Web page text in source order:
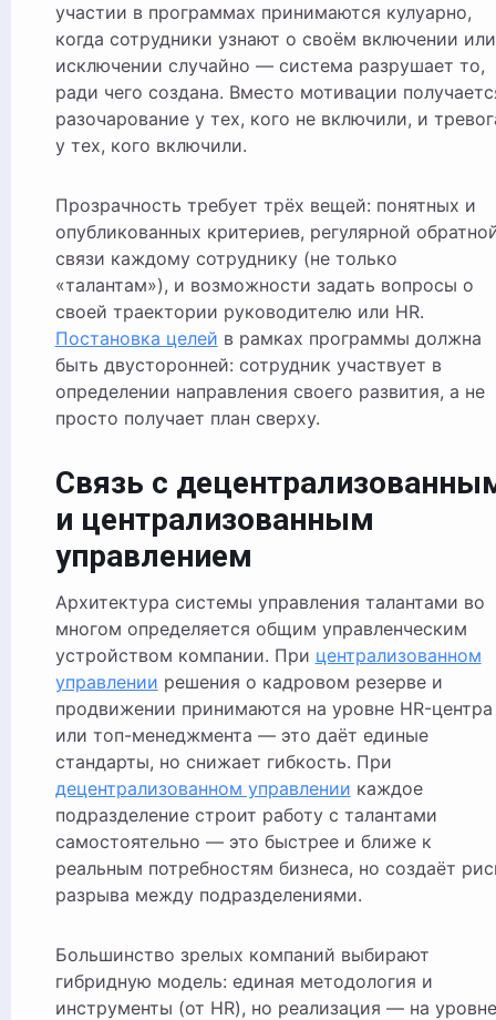
участии в программах принимаются кулуарно,
когда сотрудники узнают о своём включении или
исключении случайно — система разрушает то,
ради чего создана. Вместо мотивации
разочарование у тех, кого не включили, и
у тех, кого включили.
Прозрачность требует трёх вещей: понятных и
опубликованных критериев, регулярной
связи каждому сотруднику (не только
«талантам»), и возможности задать вопросы о
своей траектории руководителю или HR.
Постановка целей в рамках программы должна
быть двусторонней: сотрудник участвует в
определении направления своего развития, а не
просто получает план сверху.
Связь с
и централизованным
управлением
Архитектура системы управления талантами во
многом определяется общим управленческим
устройством компании. При централизованном
управлении решения о кадровом резерве и
продвижении принимаются на уровне HR-центра
или топ-менеджмента — это даёт единые
стандарты, но снижает гибкость. При
децентрализованном управлении каждое
подразделение строит работу с талантами
самостоятельно — это быстрее и ближе к
реальным потребностям бизнеса, но создаёт
разрыва между подразделениями.
Большинство зрелых компаний выбирают
гибридную модель: единая методология и
инструменты (от HR), но реализация — на уровне